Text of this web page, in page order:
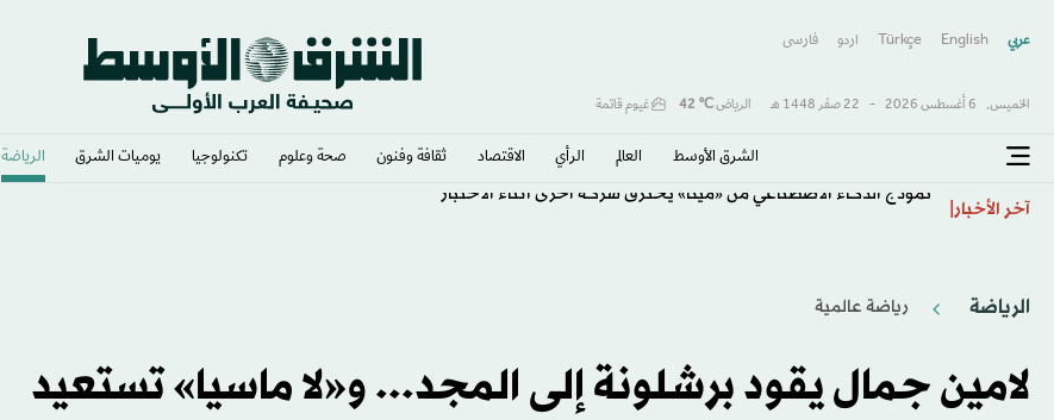
عربي English
Türkçe اردو فارسى
الخميس, 6 أغسطس 2026 - 22 صفَر 1448 هـ الرياض℃
42 غيوم قاتمة
الشرق الأوسط​ العالم الرأي الاقتصاد ثقافة وفنون صحة وعلوم تكنولوجيا يوميات الشرق​ الرياضة
آخر الأخبار نموذج الذكاء الاصطناعي من «ميتا» يخترق شركة أخرى أثناء الاختبار
الرياضة رياضة عالمية
لامين جمال يقود برشلونة إلى المجد... و«لا ماسيا» تستعيد